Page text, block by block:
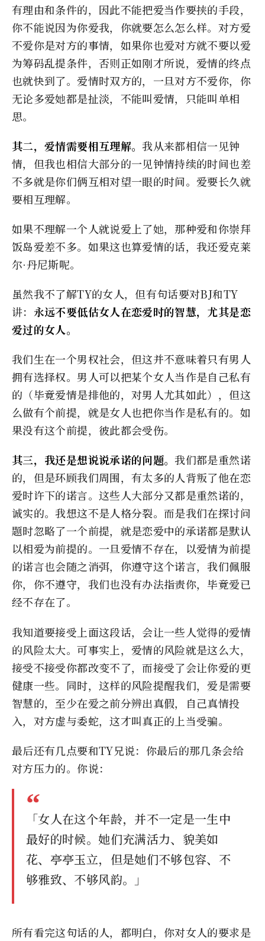
有理由和条件的，因此不能把爱当作要挟的手段，
你不能说因为你爱我，你就要怎么怎么样。对方爱
不爱你是对方的事情，如果你也爱对方就不要以爱
为筹码乱提条件，否则正如刚才所说，爱情的终点
也就快到了。爱情时双方的，一旦对方不爱你，你
无论多爱她都是扯淡，不能叫爱情，只能叫单相
思。
其二，爱情需要相互理解。我从来都相信一见钟
情，但我也相信大部分的一见钟情持续的时间也差
不多就是你们俩互相对望一眼的时间。爱要长久就
要相互理解。
如果不理解一个人就说爱上了她，那种爱和你崇拜
饭岛爱差不多。如果这也算爱情的话，我还爱克莱
尔·丹尼斯呢。
虽然我不了解TY的女人，但有句话要对BJ和TY
讲： 永远不要低估女人在恋爱时的智慧，尤其是恋
爱过的女人。
我们生在一个男权社会，但这并不意味着只有男人
拥有选择权。男人可以把某个女人当作是自己私有
的（毕竟爱情是排他的，对男人尤其如此），但这
么做有个前提，就是女人也把你当作是私有的。如
果没有这个前提，彼此都会受伤。
其三，我还是想说说承诺的问题。我们都是重然诺
的，但是环顾我们周围，有太多的人背叛了他在恋
爱时许下的诺言。这些人大部分又都是重然诺的，
诚实的。我想这不是人格分裂。而是我们在探讨问
题时忽略了一个前提，就是恋爱中的承诺都是默认
以相爱为前提的。一旦爱情不存在，以爱情为前提
的诺言也会随之消弭，你遵守这个诺言，我们佩服
你，你不遵守，我们也没有办法指责你，毕竟爱已
经不存在了。
我知道要接受上面这段话，会让一些人觉得的爱情
的风险太大。可事实上，爱情的风险就是这么大，
接受不接受你都改变不了，而接受了会让你爱的更
健康一些。同时，这样的风险提醒我们，爱是需要
智慧的，至少在爱之前分辨出真假，自己真情投
入，对方虚与委蛇，这才叫真正的上当受骗。
最后还有几点要和TY兄说：你最后的那几条会给
对方压力的。你说：
「女人在这个年龄，并不一定是一生中
最好的时候。她们充满活力、貌美如
花、亭亭玉立，但是她们不够包容、不
够雅致、不够风韵。」
所有看完这句话的人，都明白，你对女人的要求是